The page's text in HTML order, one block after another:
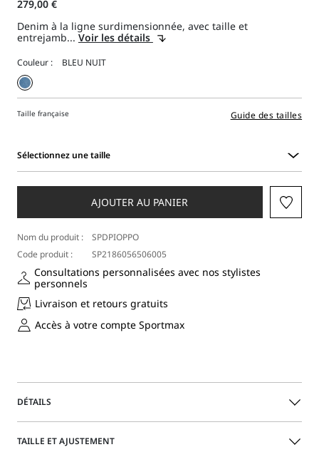
Denim à la ligne surdimensionnée, avec taille et
entrejamb... Voir les détails
Couleur :
Taille française Guide des tailles
Sélectionnez une taille
une
AJOUTER AU PANIER
Nom du produit :
SPDPIOPPO
Code produit :
SP2186056506005
Consultations personnalisées avec nos stylistes
personnels
Livraison et retours gratuits
Accès à votre compte Sportmax
DÉTAILS
Denim à la ligne surdimensionnée, avec taille et
TAILLE ET AJUSTEMENT